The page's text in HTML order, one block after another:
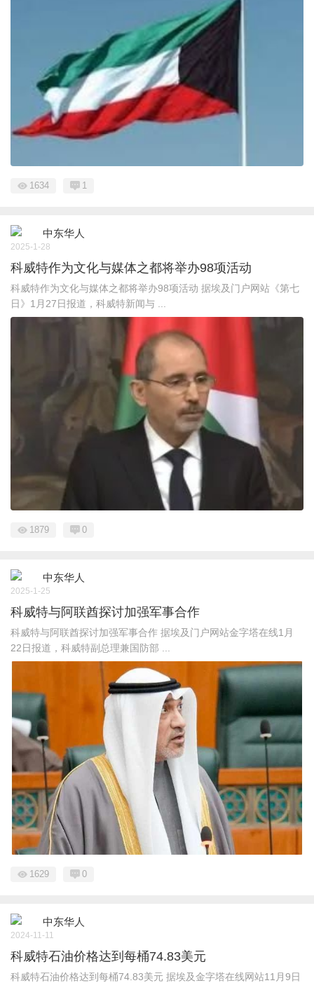
1634 1
中东华人
2025-1-28
科威特作为文化与媒体之都将举办98项活动
科威特作为文化与媒体之都将举办98项活动 据埃及门户网站《第七
日》1月27日报道，科威特新闻与 ...
1879 0
中东华人
2025-1-25
科威特与阿联酋探讨加强军事合作
科威特与阿联酋探讨加强军事合作 据埃及门户网站金字塔在线1月
22日报道，科威特副总理兼国防部 ...
1629 0
中东华人
2024-11-11
科威特石油价格达到每桶74.83美元
科威特石油价格达到每桶74.83美元 据埃及金字塔在线网站11月9日